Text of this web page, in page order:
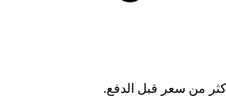
من سعر قبل الدفع.